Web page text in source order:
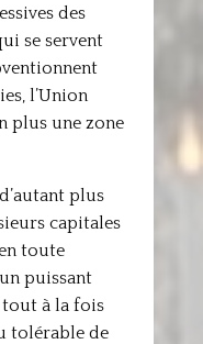
des
se servent
l’Union
plus une zone
plus
capitales
toute
puissant
tout à la fois
tolérable de